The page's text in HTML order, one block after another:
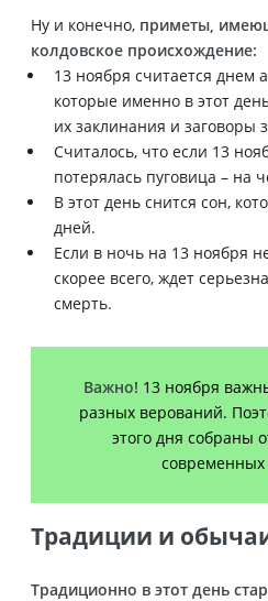
Ну и конечно, приметы,
колдовское происхождение:
13 ноября считается днем
которые именно в этот
их заклинания и заговоры
Считалось, что если 13
потерялась пуговица – на
В этот день снится сон,
дней.
Если в ночь на 13 ноября
скорее всего, ждет
смерть.
Важно! 13 ноября
разных верований.
этого дня собраны
Традиции и
Традиционно в этот день